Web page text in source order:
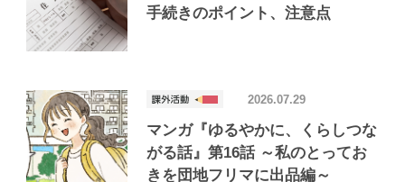
手続きのポイント、注意点
マンガ『ゆるやかに、くらしつな
がる話』第16話 ～私のとってお
きを団地フリマに出品編～
2026.07.29